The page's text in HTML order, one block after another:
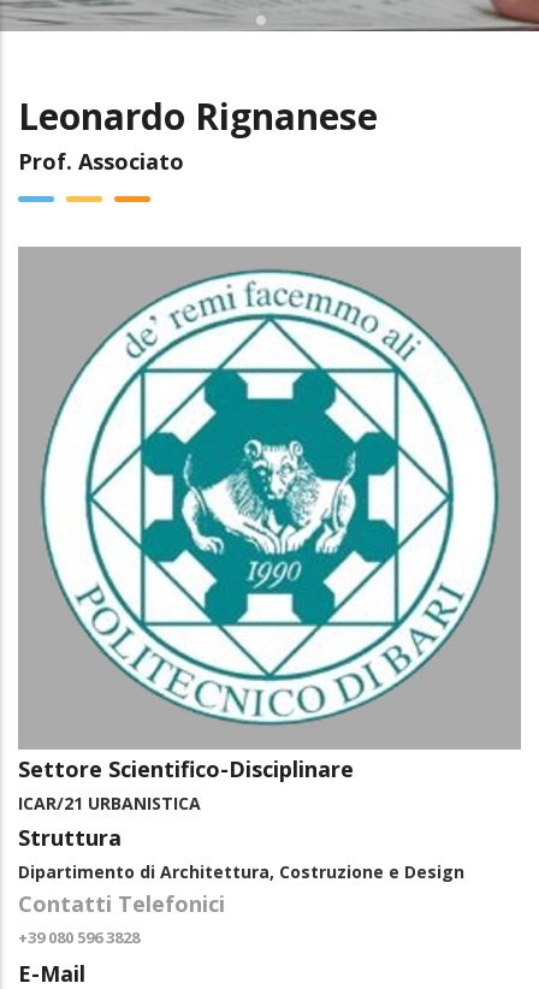
Leonardo Rignanese
Prof. Associato
Settore Scientifico-Disciplinare
ICAR/21 URBANISTICA
Struttura
Dipartimento di Architettura, Costruzione e Design
Contatti Telefonici
+39 080 596 3828
E-Mail